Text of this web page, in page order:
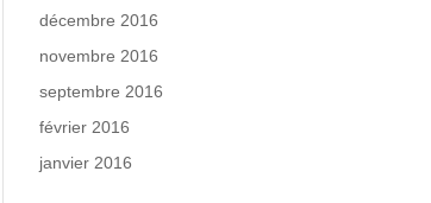
décembre 2016
novembre 2016
septembre 2016
février 2016
janvier 2016